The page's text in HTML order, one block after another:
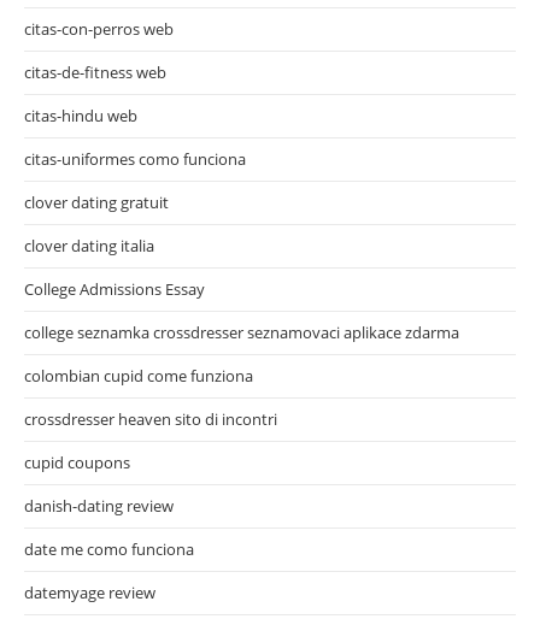
citas-con-perros web
citas-de-fitness web
citas-hindu web
citas-uniformes como funciona
clover dating gratuit
clover dating italia
College Admissions Essay
college seznamka crossdresser seznamovaci aplikace zdarma
colombian cupid come funziona
crossdresser heaven sito di incontri
cupid coupons
danish-dating review
date me como funciona
datemyage review